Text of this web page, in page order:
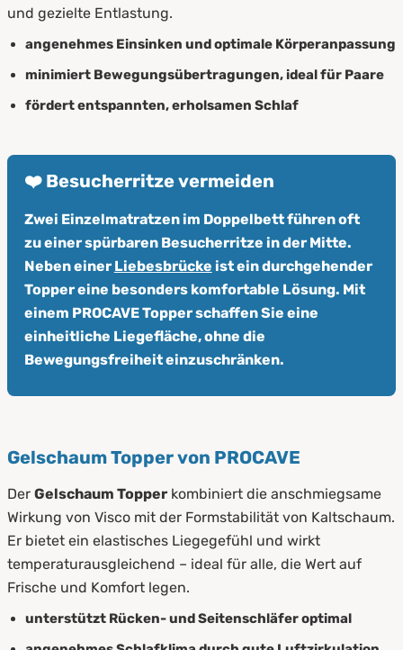
und gezielte Entlastung.
angenehmes Einsinken und optimale Körperanpassung
minimiert Bewegungsübertragungen, ideal für Paare
fördert entspannten, erholsamen Schlaf
❤️ Besucherritze vermeiden
Zwei Einzelmatratzen im Doppelbett führen oft
zu einer spürbaren Besucherritze in der Mitte.
Neben einer Liebesbrücke ist ein durchgehender
Topper eine besonders komfortable Lösung. Mit
einem PROCAVE Topper schaffen Sie eine
einheitliche Liegefläche, ohne die
Bewegungsfreiheit einzuschränken.
Gelschaum Topper von PROCAVE
Der Gelschaum Topper kombiniert die anschmiegsame
Wirkung von Visco mit der Formstabilität von Kaltschaum.
Er bietet ein elastisches Liegegefühl und wirkt
temperaturausgleichend – ideal für alle, die Wert auf
Frische und Komfort legen.
unterstützt Rücken- und Seitenschläfer optimal